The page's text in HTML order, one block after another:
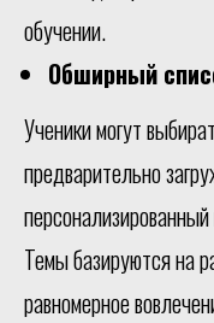
обучении.
Обширный
Ученики могут
предварительно
Темы базируются на
равномерное